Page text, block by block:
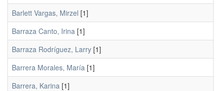
Barlett Vargas, Mirzel [1]
Barraza Canto, Irina [1]
Barraza Rodríguez, Larry [1]
Barrera Morales, María [1]
Barrera, Karina [1]